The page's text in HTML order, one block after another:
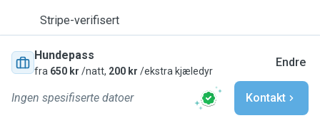
Stripe-verifisert
Hundepass
fra 650 kr /natt, 200 kr /ekstra kjæledyr
Endre
Ingen spesifiserte datoer Kontakt